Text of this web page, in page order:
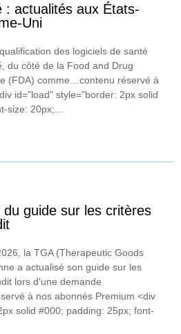
: actualités aux États-
Uni
des logiciels de santé
du côté de la Food and Drug
(FDA) comme…contenu réservé à
id="load" style="border: 2px solid
size: 20px;...
guide sur les critères
la TGA (Therapeutic Goods
a actualisé son guide sur les
lors d'une demande
à nos abonnés Premium <div
solid #000; padding: 25px; font-